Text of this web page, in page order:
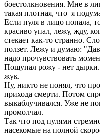
боестолкновения. Мне в
такая плотная, что я
Если пуля в лицо попала,
красиво упал, лежу, жду,
стекает как-то странно.
ползет. Лежу и думаю:
надо прочувствовать
Пощупал рожу - нет дырки.
жук.
Ну, никто не понял, что
прихода смерти. Потом
выкаблучивался. Уже не
промолчал.
Так что под пулями
насекомые на полной